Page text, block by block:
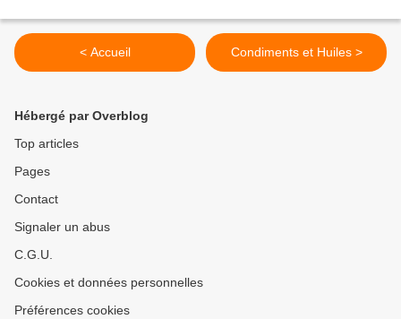
< Accueil Condiments et Huiles >
Hébergé par Overblog
Top articles
Pages
Contact
Signaler un abus
C.G.U.
Cookies et données personnelles
Préférences cookies